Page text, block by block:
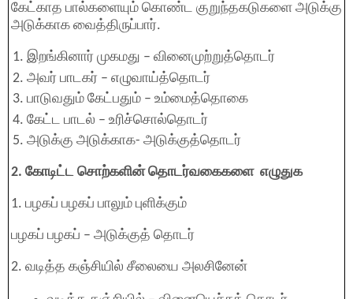
கேட்காத பால்களையும் கொண்ட குறுந்தகடுகளை அடுக்கு
அடுக்காக வைத்திருப்பார்.
இறங்கினார் முகமது – வினைமுற்றுத்தொடர்
அவர் பாடகர் – எழுவாய்த்தொடர்
பாடுவதும் கேட்பதும் – உம்மைத்தொகை
கேட்ட பாடல் – உரிச்சொல்தொடர்
அடுக்கு அடுக்காக- அடுக்குத்தொடர்
2. கோடிட்ட சொற்களின் தொடர்வகைகளை எழுதுக
1. பழகப் பழகப் பாலும் புளிக்கும்
பழகப் பழகப் – அடுக்குத் தொடர்
2. வடித்த கஞ்சியில் சீலையை அலசினேன்